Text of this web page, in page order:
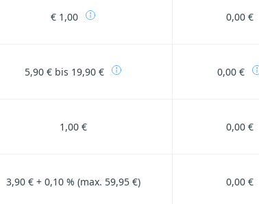
€ 1,00 0,00 €
5,90 € bis 19,90 € 0,00 €
1,00 € 0,00 €
3,90 € + 0,10 % (max. 59,95 €) 0,00 €